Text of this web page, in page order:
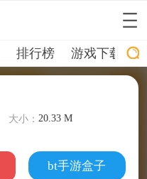
排行榜 游戏下载
大小：20.33 M
bt手游盒子